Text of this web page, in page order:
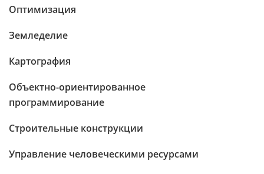
Оптимизация
Земледелие
Картография
Объектно-ориентированное
программирование
Строительные конструкции
Управление человеческими ресурсами